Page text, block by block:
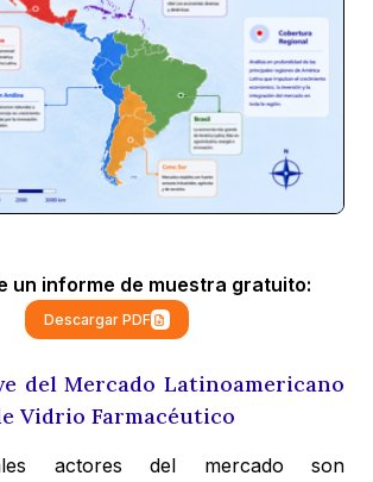
un informe de muestra gratuito:
Descargar PDF
del Mercado Latinoamericano
Vidrio Farmacéutico
actores del mercado son